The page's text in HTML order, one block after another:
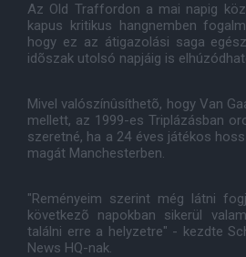
Az Old Traffordon a mai napig
kapus kritikus hangnemben
hogy ez az átigazolási saga
idõszak utolsó napjáig is
Mivel valószínûsíthetõ, hogy Van
mellett, az 1999-es Triplázásban
szeretné, ha a 24 éves játékos
magát Manchesterben.
"Reményeim szerint még látni
következõ napokban sikerül
találni erre a helyzetre" - kezdte
News HQ-nak.